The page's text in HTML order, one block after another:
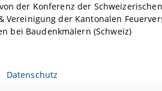
der Konferenz der
Vereinigung der Kantonalen
bei Baudenkmälern (Schweiz)
Datenschutz